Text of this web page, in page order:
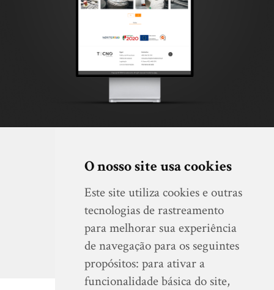
O nosso site usa cookies
Este site utiliza cookies e outras
tecnologias de rastreamento
para melhorar sua experiência
de navegação para os seguintes
propósitos: para ativar a
funcionalidade básica do site,